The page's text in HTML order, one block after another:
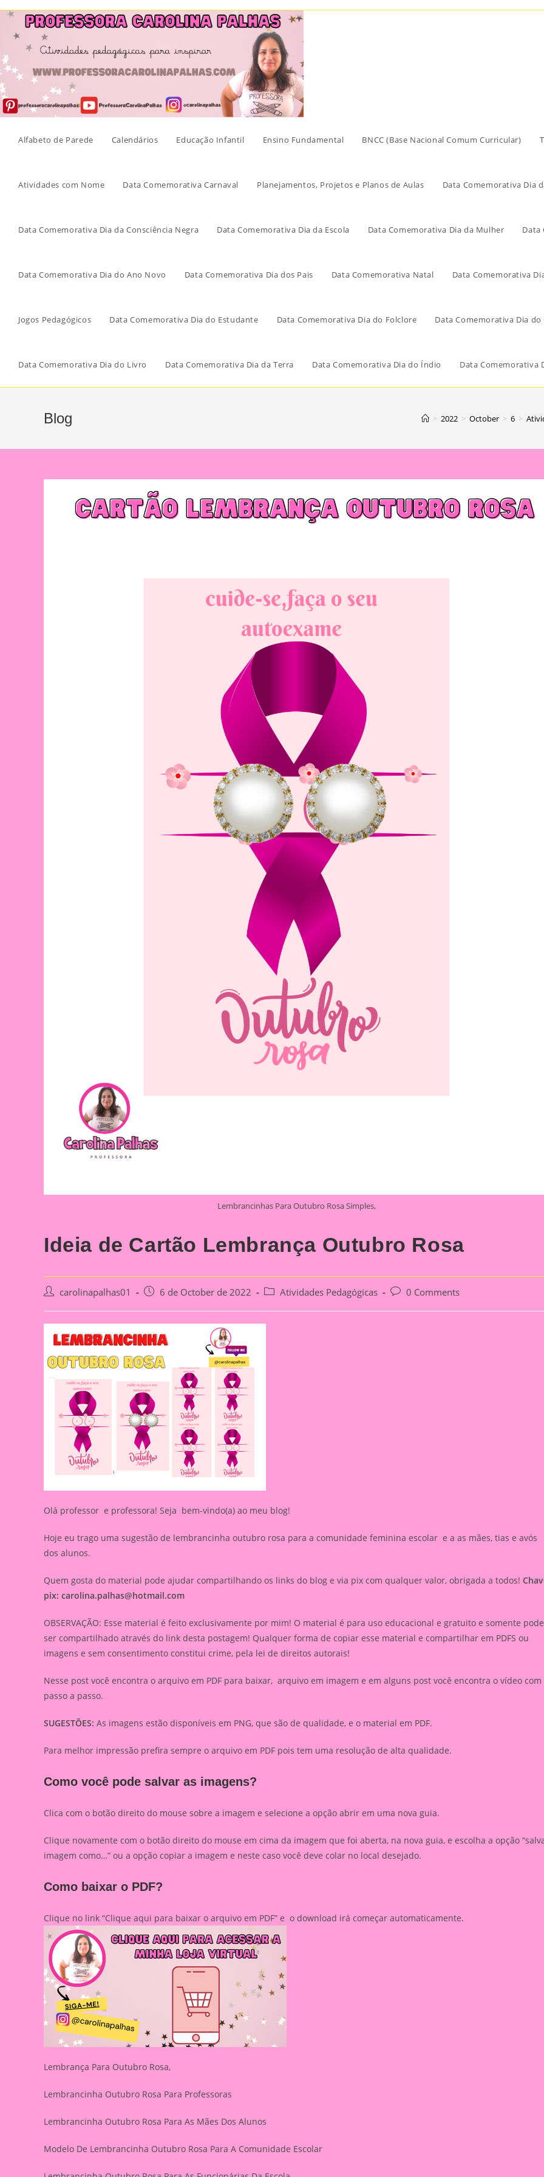
Skip
content
Alfabeto de Parede Calendários Educação Infantil Ensino Fundamental BNCC (Base Nacional Comum Curricular)
Atividades com Nome Data Comemorativa Carnaval Planejamentos, Projetos e Planos de Aulas Data Comemorativa Dia
Data Comemorativa Dia da Consciência Negra Data Comemorativa Dia da Escola Data Comemorativa Dia da Mulher Data
Data Comemorativa Dia do Ano Novo Data Comemorativa Dia dos Pais Data Comemorativa Natal Data Comemorativa
Jogos Pedagógicos Data Comemorativa Dia do Estudante Data Comemorativa Dia do Folclore Data Comemorativa Dia do
Data Comemorativa Dia do Livro Data Comemorativa Dia da Terra Data Comemorativa Dia do Índio Data Comemorativa
Blog > 2022 > October > 6 >
Lembrancinhas Para Outubro Rosa Simples,
Ideia de Cartão Lembrança Outubro Rosa
Post carolinapalhas01
Post 6 de October de 2022
Post Atividades Pedagógicas
Post0 Comments
Olá professor e professora! Seja bem-vindo(a) ao meu blog!
Hoje eu trago uma sugestão de lembrancinha outubro rosa para a comunidade feminina escolar e a as mães, tias e avós
dos alunos.
Quem gosta do material pode ajudar compartilhando os links do blog e via pix com qualquer valor, obrigada a todos!
pix: carolina.palhas@hotmail.com
OBSERVAÇÃO: Esse material é feito exclusivamente por mim! O material é para uso educacional e gratuito e somente pode
ser compartilhado através do link desta postagem! Qualquer forma de copiar esse material e compartilhar em PDFS ou
imagens e sem consentimento constitui crime, pela lei de direitos autorais!
Nesse post você encontra o arquivo em PDF para baixar, arquivo em imagem e em alguns post você encontra o vídeo com
passo a passo.
SUGESTÕES: As imagens estão disponíveis em PNG, que são de qualidade, e o material em PDF.
Para melhor impressão prefira sempre o arquivo em PDF pois tem uma resolução de alta qualidade.
Como você pode salvar as imagens?
Clica com o botão direito do mouse sobre a imagem e selecione a opção abrir em uma nova guia.
Clique novamente com o botão direito do mouse em cima da imagem que foi aberta, na nova guia, e escolha a opção
imagem como…” ou a opção copiar a imagem e neste caso você deve colar no local desejado.
Como baixar o PDF?
Clique no link “Clique aqui para baixar o arquivo em PDF” e o download irá começar automaticamente.
Lembrança Para Outubro Rosa,
Lembrancinha Outubro Rosa Para Professoras
Lembrancinha Outubro Rosa Para As Mães Dos Alunos
Modelo De Lembrancinha Outubro Rosa Para A Comunidade Escolar